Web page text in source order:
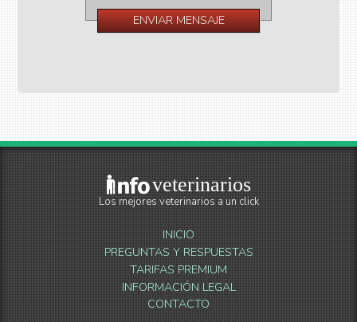
veterinarios
Los mejores veterinarios a un click
INICIO
PREGUNTAS Y RESPUESTAS
TARIFAS PREMIUM
INFORMACIÓN LEGAL
CONTACTO